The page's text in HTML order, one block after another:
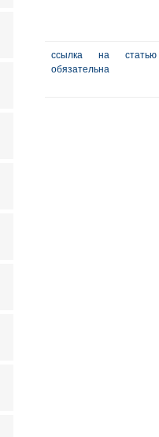
ссылка на статью
обязательна